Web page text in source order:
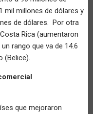
mil millones de dólares y
de dólares. Por otra
Rica (aumentaron
rango que va de 14.6
(Belice).
que mejoraron